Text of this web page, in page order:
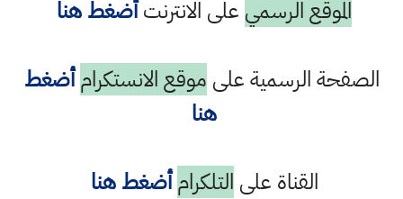
الموقع الرسمي على الانترنتأضغط هنا
الصفحة الرسمية على موقع الانستكرام أضغط
هنا
القناة على التلكرام أضغط هنا